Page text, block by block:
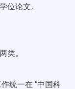
位论文。
类。
统一在 “中国科